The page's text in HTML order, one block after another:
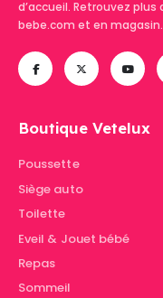
d’accueil. Retrouvez
bebe.com et en magasin.
Boutique Vetelux
Poussette
Siège auto
Toilette
Eveil & Jouet bébé
Repas
Sommeil